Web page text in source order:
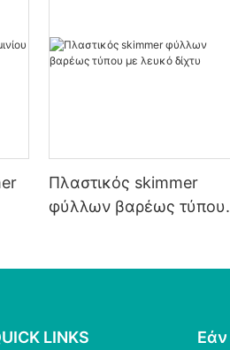
Πλαστικός skimmer
φύλλων βαρέως τύπου
LINKS